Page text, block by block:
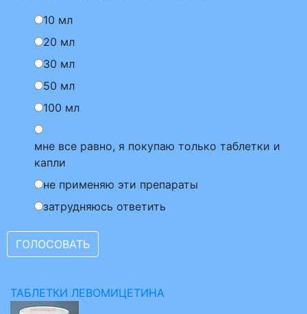
10 мл
20 мл
30 мл
50 мл
100 мл
мне все равно, я покупаю только таблетки и
капли
не применяю эти препараты
затрудняюсь ответить
ТАБЛЕТКИ ЛЕВОМИЦЕТИНА